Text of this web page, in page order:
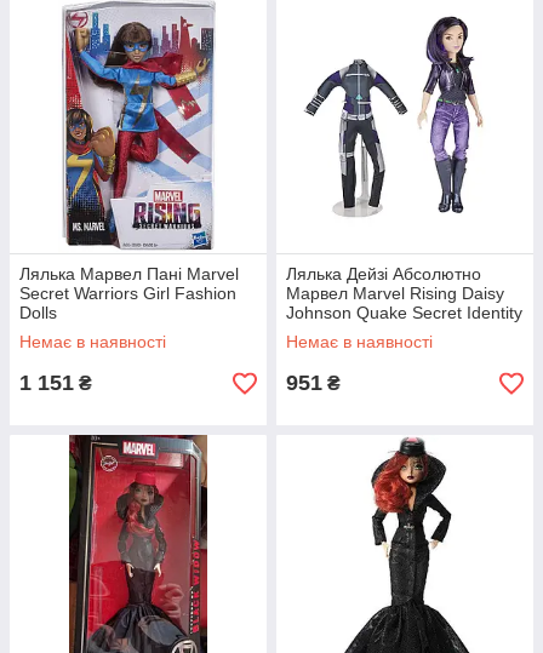
Лялька Марвел Пані Marvel
Secret Warriors Girl Fashion
Dolls
Немає в наявності
1 151 ₴
Лялька Дейзі Абсолютно
Марвел Marvel Rising Daisy
Johnson Quake Secret Identity
Doll
Немає в наявності
951 ₴